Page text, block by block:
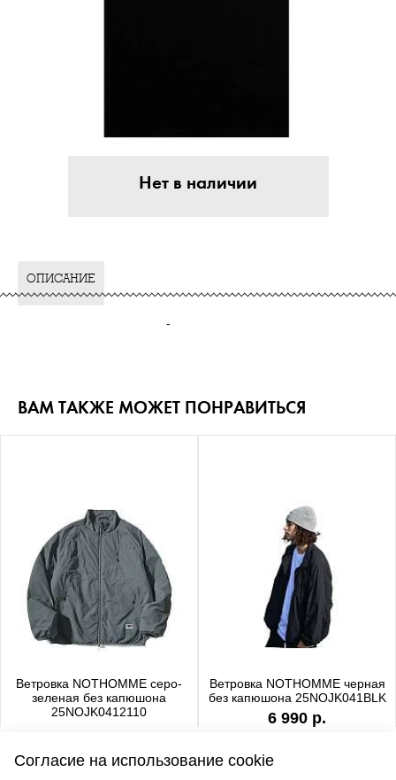
Нет в наличии
ОПИСАНИЕ
-
ВАМ ТАКЖЕ МОЖЕТ ПОНРАВИТЬСЯ
Ветровка NOTHOMME серо-
зеленая без капюшона
25NOJK0412110
Ветровка NOTHOMME черная
без капюшона 25NOJK041BLK
6 990 р.
Согласие на использование cookie